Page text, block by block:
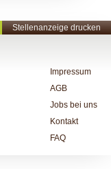
Stellenanzeige drucken
Impressum
AGB
Jobs bei uns
Kontakt
FAQ